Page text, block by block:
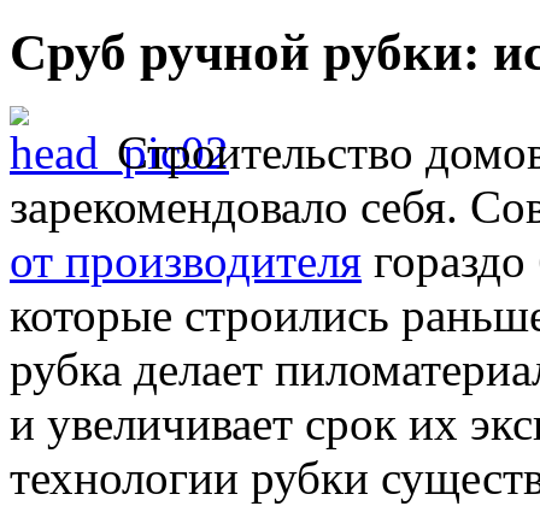
Сруб ручной рубки:
Строительство
зарекомендовало себя.
от производителя
которые строились
рубка делает
и увеличивает срок их
технологии рубки